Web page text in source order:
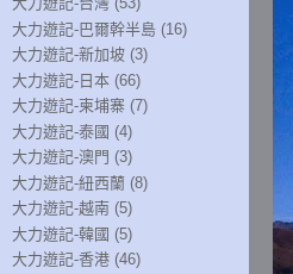
大力遊記-巴爾幹半島 (16)
大力遊記-新加坡 (3)
大力遊記-日本 (66)
大力遊記-柬埔寨 (7)
大力遊記-泰國 (4)
大力遊記-澳門 (3)
大力遊記-紐西蘭 (8)
大力遊記-越南 (5)
大力遊記-韓國 (5)
大力遊記-香港 (46)